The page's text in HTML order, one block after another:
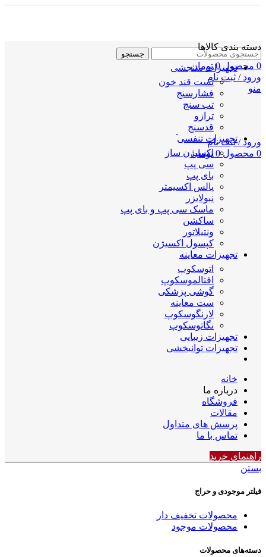
جستجو
0 محصول 0 تومان
ورود / ثبت نام
منو
ورود / ثبت نام
0 محصول 0 تومان
دسته بندی کالاها
تجهیزات سنجشی
تست قند خون
فشارسنج
تب سنج
ترازو
قدسنج
تجهیزات تنفسی
اکسیژن ساز
سی پپ
بای پپ
پالس اکسیمتر
نبولایزر
ماسک سی پپ و بای پپ
ساکشن
ونتیلاتور
کپسول اکسیژن
تجهیزات معاینه
اتوسکوپ
افتالموسکوپ
گوشی پزشکی
ست معاینه
لارنگوسکوپ
نگاتوسکوپ
تجهیزات زیبایی
تجهیزات توانبخشی
خانه
درباره ما
فروشگاه
مقالات
پرسش های متداول
تماس با ما
راهنمای خرید
بستن
فیلتر موجودی و حراج
محصولات تخفیف دار
محصولات موجود
دسته‌های محصولات